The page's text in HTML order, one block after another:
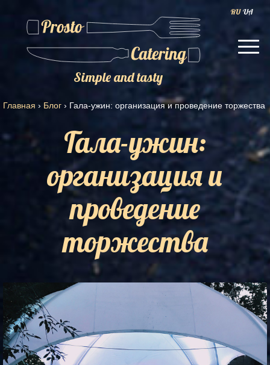
Simple and tasty
RU UA
Главная › Блог › Гала-ужин: организация и проведение торжества
Гала-ужин:
организация и
проведение
торжества